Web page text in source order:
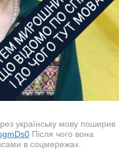
українську мову поширив
Після чого вона
в соцмережах.